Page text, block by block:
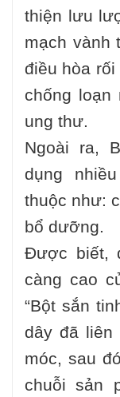
thiện lưu
mạch vành
điều hòa
chống loạn
ung thư.
Ngoài ra,
dụng
thuộc như:
bổ dưỡng.
Được biết,
càng cao
“Bột sắn
dây đã liên
móc, sau
chuỗi sản